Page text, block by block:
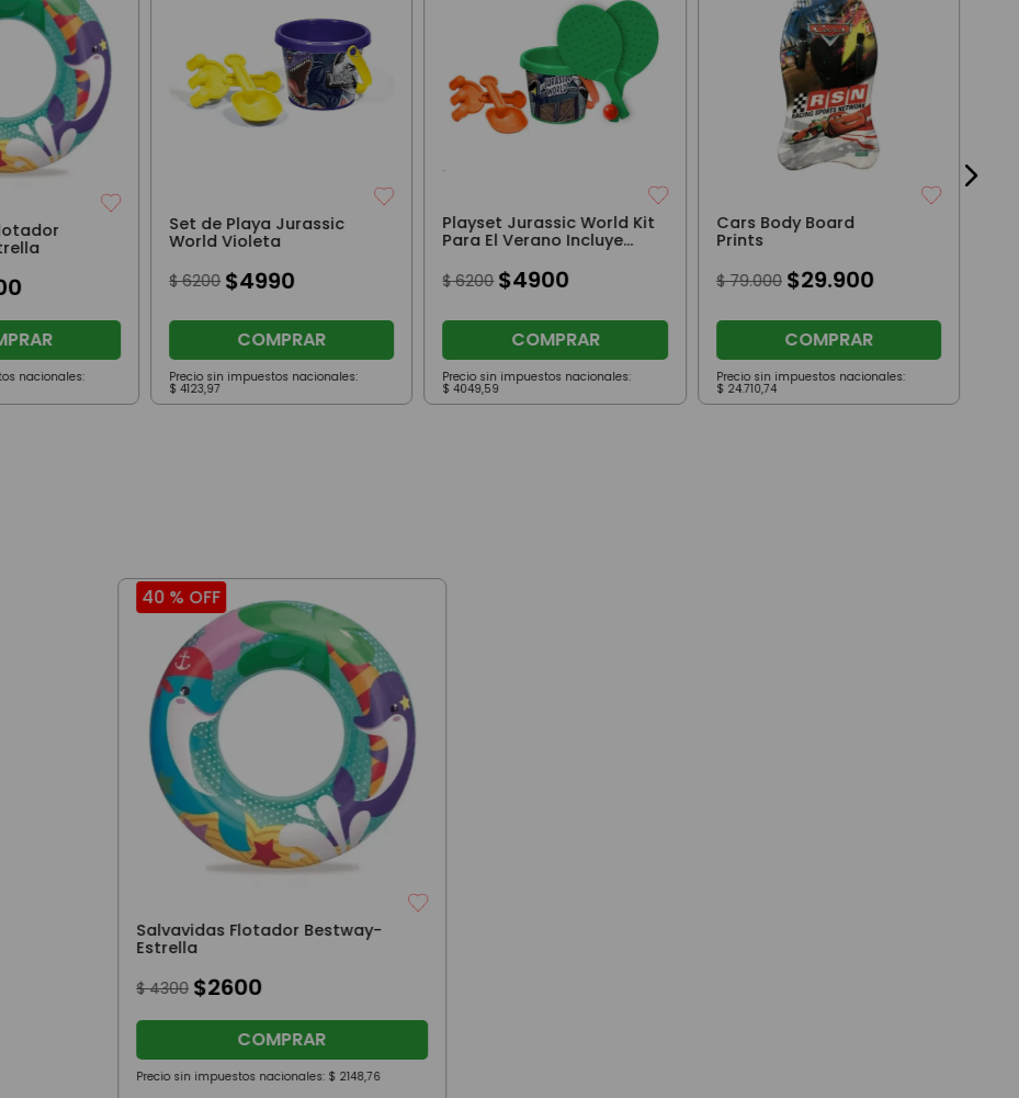
nacionales:
Set de Playa Jurassic
World Violeta
$ 6200 $4990
COMPRAR
Precio sin impuestos nacionales:
$ 4123,97
Playset Jurassic World Kit
Para El Verano Incluye
$ 6200 $4900
COMPRAR
Precio sin impuestos nacionales:
$ 4049,59
Cars Body Board
Prints
$ 79.000 $29.900
COMPRAR
Precio sin impuestos nacionales:
$ 24.710,74
40 %OFF
Salvavidas Flotador Bestway-
Estrella
$ 4300 $2600
COMPRAR
Precio sin impuestos nacionales: $ 2148,76